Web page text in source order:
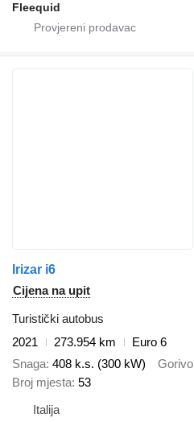
Fleequid
Irizar i6
Cijena na upit
Turistički autobus
2021
273.954 km
Euro 6
Snaga 408 k.s. (300 kW) Gorivo
Broj mjesta 53
Italija